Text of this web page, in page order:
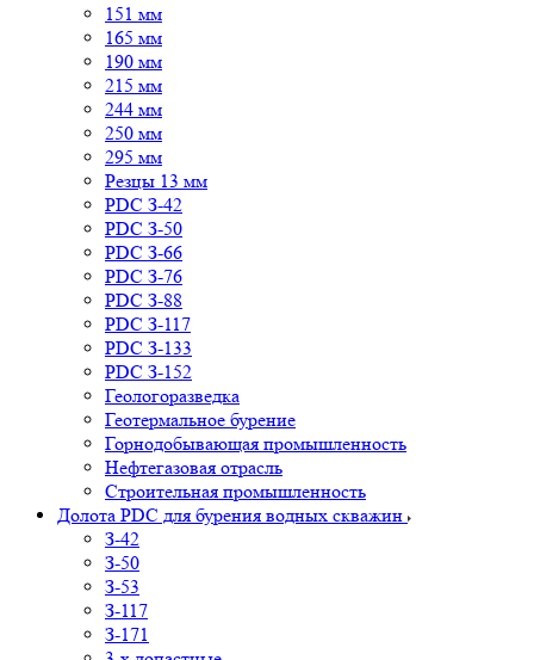
151 мм
165 мм
190 мм
215 мм
244 мм
250 мм
295 мм
Резцы 13 мм
PDC З-42
PDC З-50
PDC З-66
PDC З-76
PDC З-88
PDC З-117
PDC З-133
PDC З-152
Геологоразведка
Геотермальное бурение
Горнодобывающая промышленность
Нефтегазовая отрасль
Строительная промышленность
Долота PDC для бурения водных скважин
З-42
З-50
З-53
З-117
З-171